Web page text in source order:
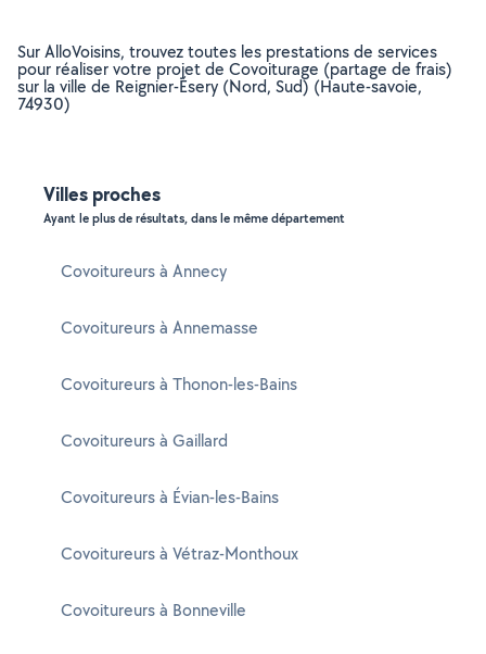
Sur AlloVoisins, trouvez toutes les prestations de services
pour réaliser votre projet de Covoiturage (partage de frais)
sur la ville de Reignier-Ésery (Nord, Sud) (Haute-savoie,
74930)
Villes proches
Ayant le plus de résultats, dans le même département
Covoitureurs à Annecy
Covoitureurs à Annemasse
Covoitureurs à Thonon-les-Bains
Covoitureurs à Gaillard
Covoitureurs à Évian-les-Bains
Covoitureurs à Vétraz-Monthoux
Covoitureurs à Bonneville